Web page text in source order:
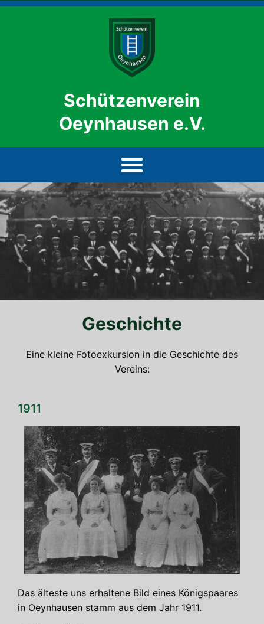
Schützenverein
Oeynhausen e.V.
Geschich­te
Eine klei­ne Foto­ex­kur­si­on in die Geschich­te des
Vereins:
1911
Das ältes­te uns erhal­te­ne Bild eines Königs­paa­res
in Oeyn­hau­sen stamm aus dem Jahr 1911.